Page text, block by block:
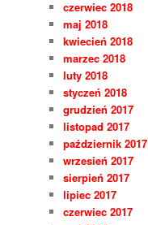
czerwiec 2018
maj 2018
kwiecień 2018
marzec 2018
luty 2018
styczeń 2018
grudzień 2017
listopad 2017
październik 2017
wrzesień 2017
sierpień 2017
lipiec 2017
czerwiec 2017